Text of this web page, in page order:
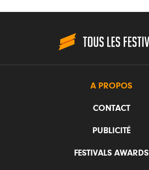
A PROPOS
CONTACT
PUBLICITÉ
FESTIVALS AWARDS